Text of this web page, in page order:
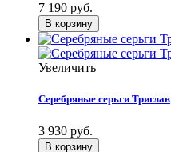
7 190 руб.
Увеличить
Серебряные серьги Триглав
3 930 руб.